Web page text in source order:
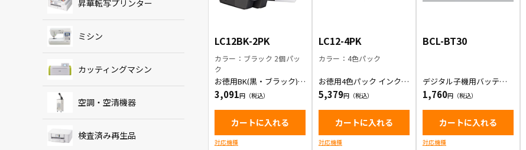
昇華転写プリンター
ミシン
カッティングマシン
空調・空清機器
検査済み再生品
LC12BK-2PK
カラー：ブラック 2個パッ
ク
お徳用BK(黒・ブラック) 2
本パック インクカートリ
ッジ
3,091
カートに入れる
対応機種
LC12-4PK
カラー：4色パック
お徳用4色パック インクカ
ートリッジ
5,379
カートに入れる
対応機種
BCL-BT30
デジタル子機用バッテリ
ー
1,760
カートに入れる
対応機種